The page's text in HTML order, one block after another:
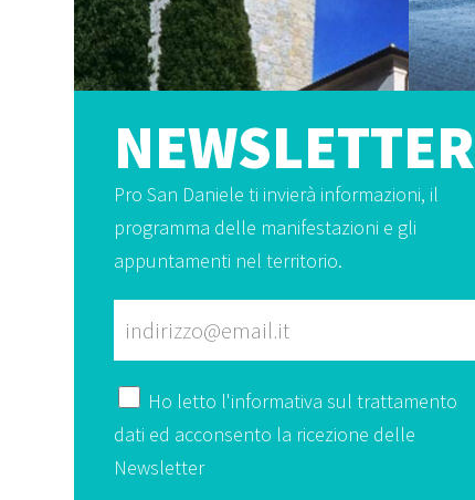
NEWSLETTER
Pro San Daniele ti invierà informazioni, il
programma delle manifestazioni e gli
appuntamenti nel territorio.
Ho letto l'informativa sul trattamento
dati ed acconsento la ricezione delle
Newsletter